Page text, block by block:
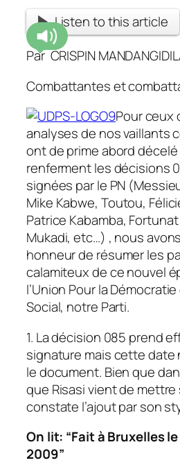
Listen to this article
Par CRISPIN
Combattantes et
Pour ceux
analyses de nos vaillants
ont de prime abord
renferment les décisions
signées par le PN
Mike Kabwe, Toutou,
Patrice Kabamba,
Mukadi, etc…) , nous
honneur de résumer les
calamiteux de ce nouvel
l’Union Pour la
Social, notre Parti.
1. La décision 085 prend
signature mais cette date
le document. Bien que
que Risasi vient de
constate l’ajout par son
On lit: “Fait à Bruxelles
2009”